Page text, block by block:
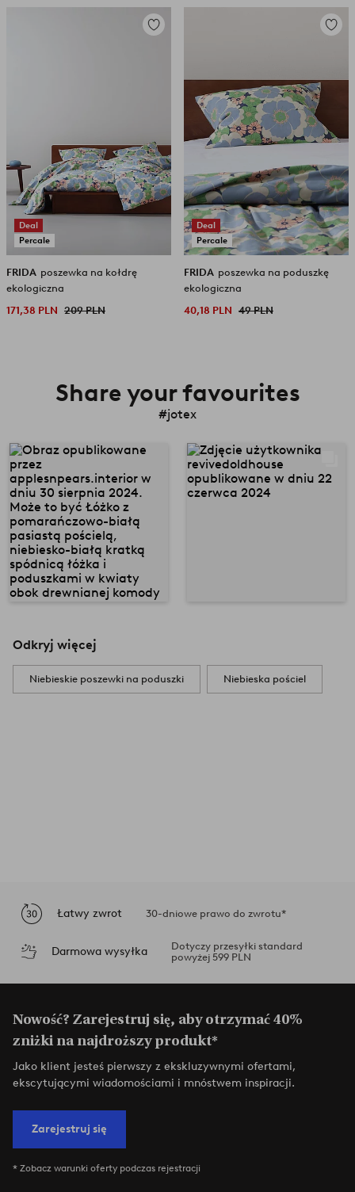
Deal
Percale
Dodaj
FRIDA poszewka na kołdrę
ekologiczna
171,38 PLN 209 PLN
Deal
Percale
Dodaj
FRIDA poszewka na poduszkę
ekologiczna
40,18 PLN 49 PLN
Share your favourites
#jotex
Odkryj więcej
Niebieskie poszewki na poduszki Niebieska pościel
Łatwy zwrot 30-dniowe prawo do zwrotu*
Darmowa wysyłka
Dotyczy przesyłki standard
powyżej 599 PLN
Nowość? Zarejestruj się, aby otrzymać 40%
zniżki na najdroższy produkt*
Jako klient jesteś pierwszy z ekskluzywnymi ofertami,
ekscytującymi wiadomościami i mnóstwem inspiracji.
Zarejestruj się
* Zobacz warunki oferty podczas rejestracji